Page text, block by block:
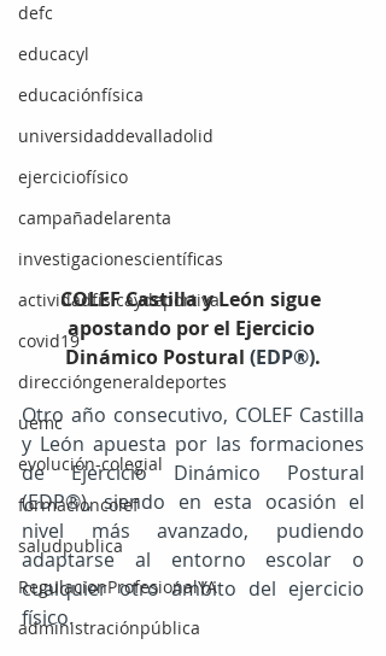
defc
educacyl
educaciónfísica
universidaddevalladolid
ejerciciofísico
campañadelarenta
investigacionescientíficas
actividadfísicaydeportiva
covid19
direccióngeneraldeportes
uemc
evolución-colegial
formacioncolef
saludpublica
RegulacionProfesionalYA
administraciónpública
COLEF Castilla y León sigue
apostando por el Ejercicio
Dinámico Postural (EDP®).
Otro año consecutivo, COLEF Castilla
y León apuesta por las formaciones
de Ejercicio Dinámico Postural
(EDP®), siendo en esta ocasión el
nivel más avanzado, pudiendo
adaptarse al entorno escolar o
cualquier otro ámbito del ejercicio
físico.